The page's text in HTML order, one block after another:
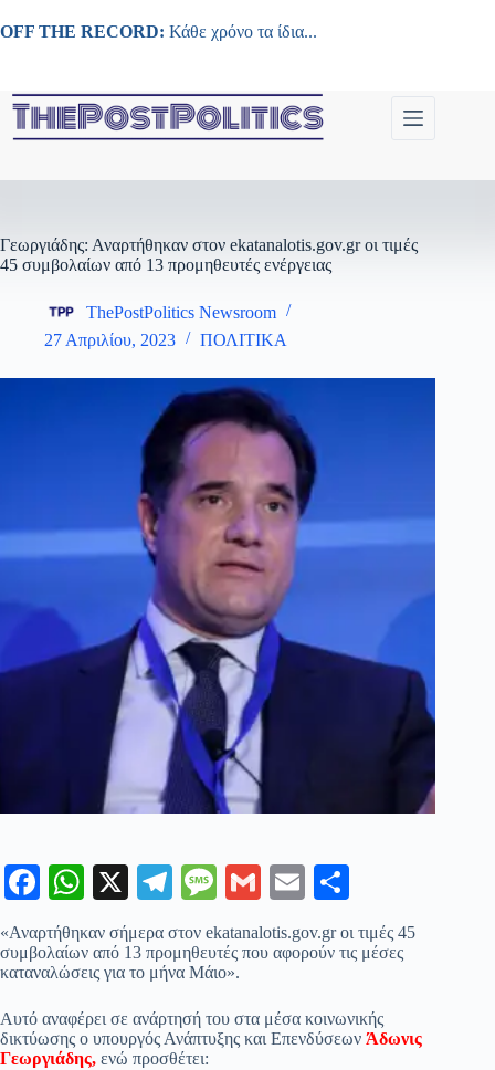
στο
OFF THE RECORD: Κάθε χρόνο τα ίδια...
Γεωργιάδης: Αναρτήθηκαν στον ekatanalotis.gov.gr οι τιμές
45 συμβολαίων από 13 προμηθευτές ενέργειας
ThePostPolitics Newsroom
27 Απριλίου, 2023
ΠΟΛΙΤΙΚΑ
Fa
ce
bo
ok
W
ts
A
pp
X
Te
le
gr
a
m
M
es
sa
ge
G
m
ail
E
m
ail ρ
στ
«Αναρτήθηκαν σήμερα στον ekatanalotis.gov.gr οι τιμές 45
συμβολαίων από 13 προμηθευτές που αφορούν τις μέσες
καταναλώσεις για το μήνα Μάιο».
Αυτό αναφέρει σε ανάρτησή του στα μέσα κοινωνικής
δικτύωσης ο υπουργός Ανάπτυξης και Επενδύσεων Άδωνις
Γεωργιάδης, ενώ προσθέτει: